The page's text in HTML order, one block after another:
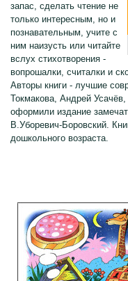
запас, сделать чтение не
только интересным, но и
познавательным, учите с
ним наизусть или читайте
вслух стихотворения -
вопрошалки, считалки и
Авторы книги - лучшие
Токмакова, Андрей
оформили издание
В.Уборевич-Боровский.
дошкольного возраста.